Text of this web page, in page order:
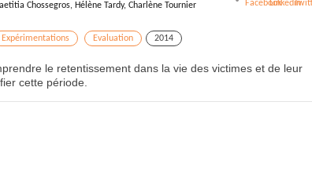
Chossegros, Hélène Tardy, Charlène Tournier
Expérimentations Evaluation 2014
le retentissement dans la vie des victimes et de leur
cette période.